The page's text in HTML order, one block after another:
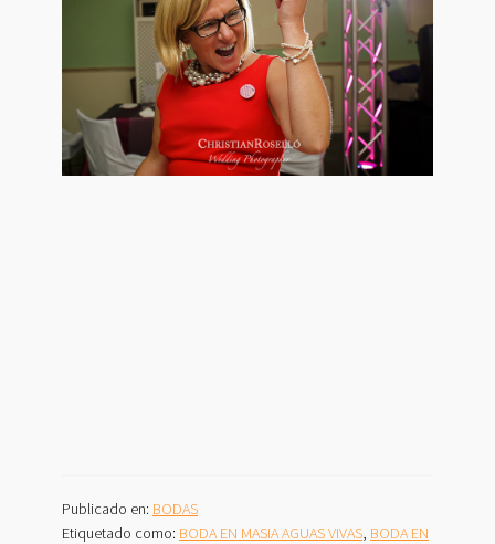
Publicado en: BODAS
Etiquetado como: BODA EN MASIA AGUAS VIVAS, BODA EN